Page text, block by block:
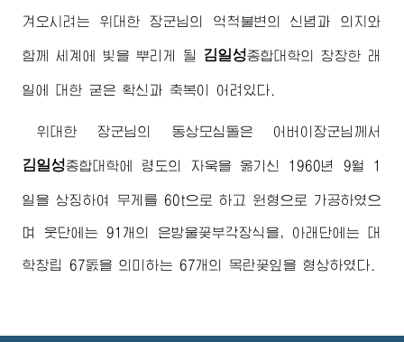
겨오시려는 위대한 장군님의 억척불변의 신념과 의지와
함께 세계에 빛을 뿌리게 될 김일성종합대학의 창창한 래
일에 대한 굳은 확신과 축복이 어려있다.
위대한 장군님의 동상모심돌은 어버이장군님께서
김일성종합대학에 령도의 자욱을 옮기신 1960년 9월 1
일을 상징하여 무게를 60t으로 하고 원형으로 가공하였으
며 웃단에는 91개의 은방울꽃부각장식을, 아래단에는 대
학창립 67돐을 의미하는 67개의 목란꽃잎을 형상하였다.